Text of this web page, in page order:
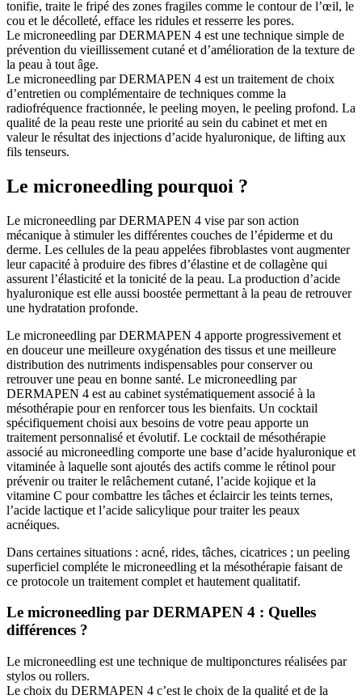
tonifie, traite le fripé des zones fragiles comme le contour de l’œil, le
cou et le décolleté, efface les ridules et resserre les pores.
Le microneedling par DERMAPEN 4 est une technique simple de
prévention du vieillissement cutané et d’amélioration de la texture de
la peau à tout âge.
Le microneedling par DERMAPEN 4 est un traitement de choix
d’entretien ou complémentaire de techniques comme la
radiofréquence fractionnée, le peeling moyen, le peeling profond. La
qualité de la peau reste une priorité au sein du cabinet et met en
valeur le résultat des injections d’acide hyaluronique, de lifting aux
fils tenseurs.
Le microneedling pourquoi ?
Le microneedling par DERMAPEN 4 vise par son action
mécanique à stimuler les différentes couches de l’épiderme et du
derme. Les cellules de la peau appelées fibroblastes vont augmenter
leur capacité à produire des fibres d’élastine et de collagène qui
assurent l’élasticité et la tonicité de la peau. La production d’acide
hyaluronique est elle aussi boostée permettant à la peau de retrouver
une hydratation profonde.
Le microneedling par DERMAPEN 4 apporte progressivement et
en douceur une meilleure oxygénation des tissus et une meilleure
distribution des nutriments indispensables pour conserver ou
retrouver une peau en bonne santé. Le microneedling par
DERMAPEN 4 est au cabinet systématiquement associé à la
mésothérapie pour en renforcer tous les bienfaits. Un cocktail
spécifiquement choisi aux besoins de votre peau apporte un
traitement personnalisé et évolutif. Le cocktail de mésothérapie
associé au microneedling comporte une base d’acide hyaluronique et
vitaminée à laquelle sont ajoutés des actifs comme le rétinol pour
prévenir ou traiter le relâchement cutané, l’acide kojique et la
vitamine C pour combattre les tâches et éclaircir les teints ternes,
l’acide lactique et l’acide salicylique pour traiter les peaux
acnéiques.
Dans certaines situations : acné, rides, tâches, cicatrices ; un peeling
superficiel compléte le microneedling et la mésothérapie faisant de
ce protocole un traitement complet et hautement qualitatif.
Le microneedling par DERMAPEN 4 : Quelles
différences ?
Le microneedling est une technique de multiponctures réalisées par
stylos ou rollers.
Le choix du DERMAPEN 4 c’est le choix de la qualité et de la